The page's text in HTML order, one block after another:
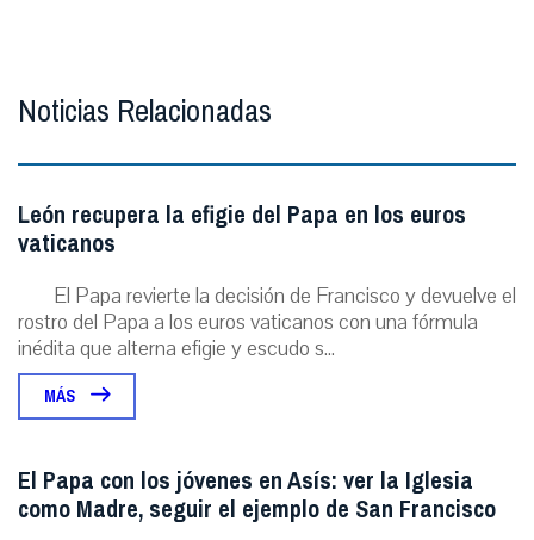
Noticias Relacionadas
León recupera la efigie del Papa en los euros
vaticanos
El Papa revierte la decisión de Francisco y devuelve el
rostro del Papa a los euros vaticanos con una fórmula
inédita que alterna efigie y escudo s...
MÁS
El Papa con los jóvenes en Asís: ver la Iglesia
como Madre, seguir el ejemplo de San Francisco